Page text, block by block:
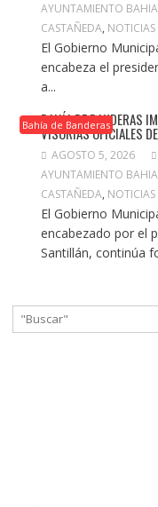
AYUNTAMIENTO
CASTAÑEDA,
El Gobierno
encabeza el
a...
Bahía de Banderas
BAHÍA DE BANDERAS
VISORÍAS OFICIALES
AGOSTO 5, 2026
AYUNTAMIENTO
CASTAÑEDA,
El Gobierno
encabezado por el
Santillán, continúa